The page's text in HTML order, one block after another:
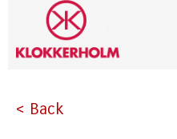
< Back